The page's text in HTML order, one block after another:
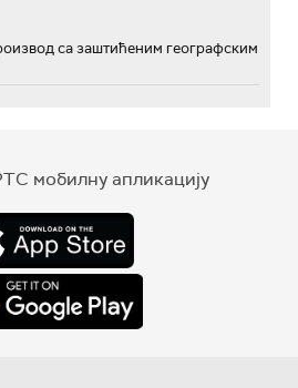
са заштићеним географским
мобилну апликацију